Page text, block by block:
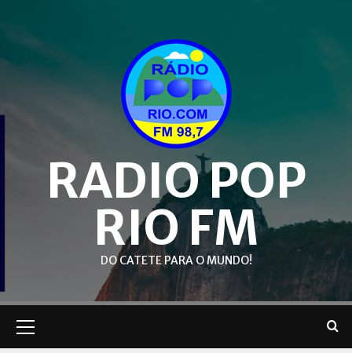
content
RADIO POP
RIO FM
DO CATETE PARA O MUNDO!
Menu